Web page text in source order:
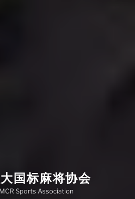
国标麻将协会
Sports Association